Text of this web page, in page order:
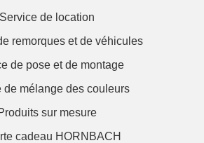
Service de location
remorques et de véhicules
de pose et de montage
de mélange des couleurs
sur mesure
cadeau HORNBACH